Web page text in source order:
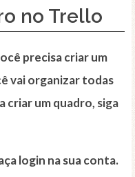
no Trello
precisa criar um
vai organizar todas
criar um quadro, siga
login na sua conta.